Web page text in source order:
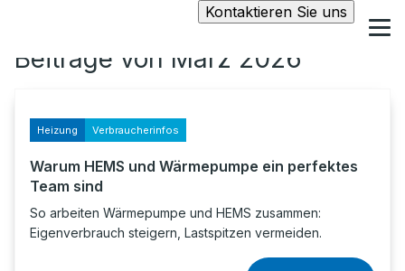
Kontaktieren Sie uns
Beiträge von März 2026
Heizung Verbraucherinfos
Warum HEMS und Wärmepumpe ein perfektes
Team sind
So arbeiten Wärmepumpe und HEMS zusammen:
Eigenverbrauch steigern, Lastspitzen vermeiden.